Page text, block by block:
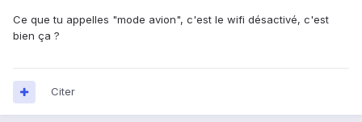
Ce que tu appelles "mode avion", c'est le wifi désactivé, c'est
bien ça ?
Citer